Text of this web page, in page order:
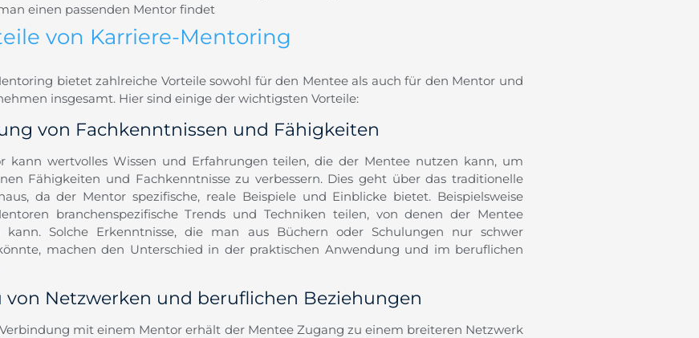
einen passenden Mentor findet
von Karriere-Mentoring
bietet zahlreiche Vorteile sowohl für den Mentee als auch für den Mentor und
insgesamt. Hier sind einige der wichtigsten Vorteile:
von Fachkenntnissen und Fähigkeiten
kann wertvolles Wissen und Erfahrungen teilen, die der Mentee nutzen kann, um
Fähigkeiten und Fachkenntnisse zu verbessern. Dies geht über das traditionelle
da der Mentor spezifische, reale Beispiele und Einblicke bietet. Beispielsweise
branchenspezifische Trends und Techniken teilen, von denen der Mentee
kann. Solche Erkenntnisse, die man aus Büchern oder Schulungen nur schwer
machen den Unterschied in der praktischen Anwendung und im beruflichen
von Netzwerken und beruflichen Beziehungen
mit einem Mentor erhält der Mentee Zugang zu einem breiteren Netzwerk